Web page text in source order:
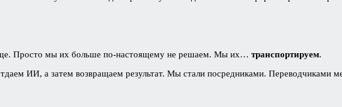
Просто мы их больше по-настоящему не решаем. Мы их… транспортируем.
ИИ, а затем возвращаем результат. Мы стали посредниками.